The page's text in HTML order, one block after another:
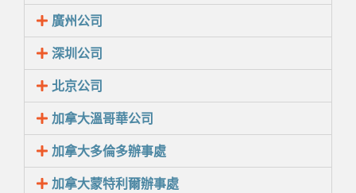
廣州公司
深圳公司
北京公司
加拿大溫哥華公司
加拿大多倫多辦事處
加拿大蒙特利爾辦事處